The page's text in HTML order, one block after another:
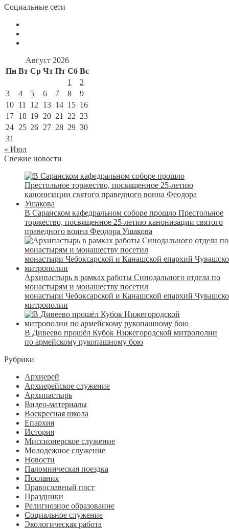
Социальные сети
Август 2026
Пн Вт Ср Чт Пт Сб Вс
1
2
3
4 5 6 7 8
9
10 11 12 13 14 15 16
17 18 19 20 21 22 23
24 25 26 27 28 29 30
31
« Июл
Свежие новости
В Саранском кафедральном соборе прошло Престольное
торжество, посвященное 25-летию канонизации святого
праведного воина Феодора Ушакова
Архипастырь в рамках работы Синодального отдела по
монастырям и монашеству посетил
монастыри Чебоксарской и Канашской епархий
митрополии
В Дивеево прошёл Кубок Нижегородской митрополии
по армейскому рукопашному бою
Рубрики
Архиерей
Архиерейское служение
Архипастырь
Видео-материалы
Воскресная школа
Епархия
История
Миссионерское служение
Молодежное служение
Новости
Паломническая поездка
Послания
Православный пост
Праздники
Религиозное образование
Социальное служение
Экологическая работа